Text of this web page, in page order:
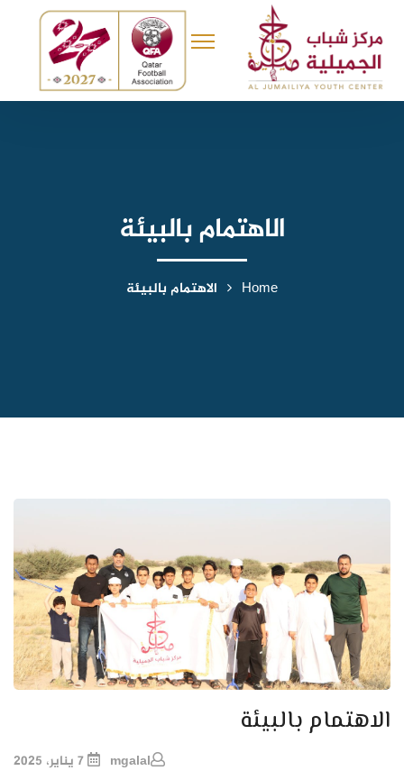
الاهتمام بالبيئة
Home الاهتمام بالبيئة
الاهتمام بالبيئة
mgalal 7 يناير، 2025